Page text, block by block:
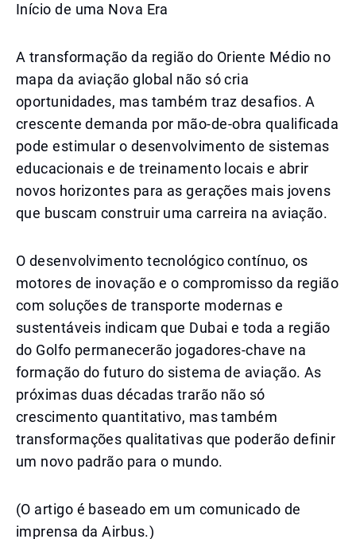
Início de uma Nova Era
A transformação da região do Oriente Médio no
mapa da aviação global não só cria
oportunidades, mas também traz desafios. A
crescente demanda por mão-de-obra qualificada
pode estimular o desenvolvimento de sistemas
educacionais e de treinamento locais e abrir
novos horizontes para as gerações mais jovens
que buscam construir uma carreira na aviação.
O desenvolvimento tecnológico contínuo, os
motores de inovação e o compromisso da região
com soluções de transporte modernas e
sustentáveis indicam que Dubai e toda a região
do Golfo permanecerão jogadores-chave na
formação do futuro do sistema de aviação. As
próximas duas décadas trarão não só
crescimento quantitativo, mas também
transformações qualitativas que poderão definir
um novo padrão para o mundo.
(O artigo é baseado em um comunicado de
imprensa da Airbus.)